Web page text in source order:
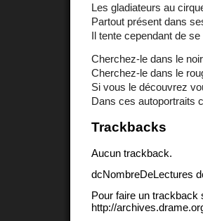
Les gladiateurs au
Partout présent dans
Il tente cependant de
Cherchez-le dans le
Cherchez-le dans le
Si vous le découvrez
Dans ces autoportraits
Trackbacks
Aucun trackback.
dcNombreDeLectures
Pour faire un trackback
http://